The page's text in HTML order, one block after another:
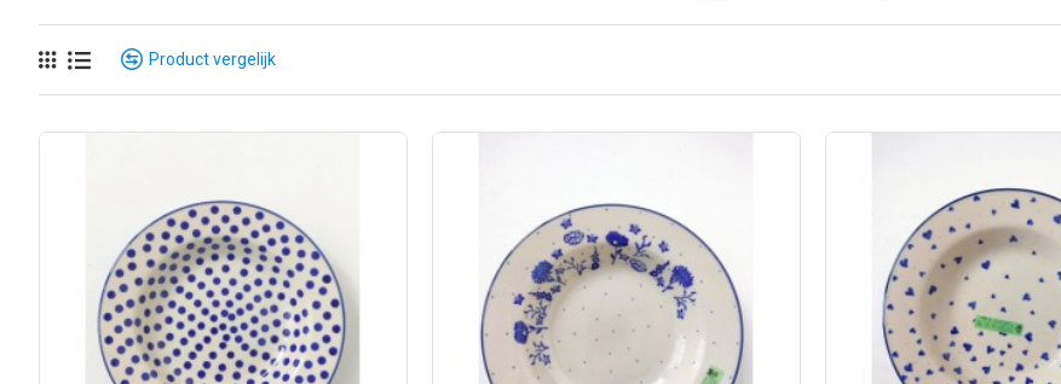
Product vergelijk